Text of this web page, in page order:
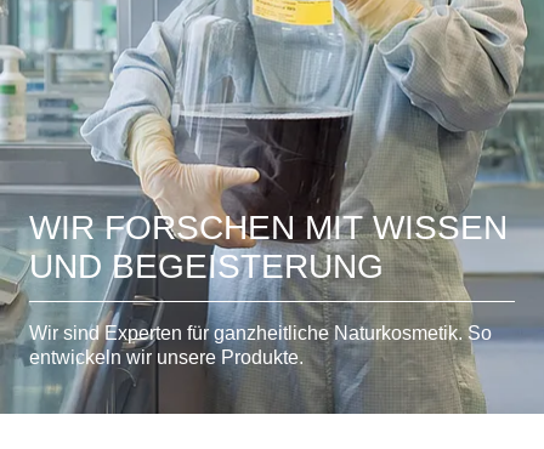
WIR FORSCHEN MIT WISSEN
UND BEGEISTERUNG
Wir sind Experten für ganzheitliche Naturkosmetik. So
entwickeln wir unsere Produkte.